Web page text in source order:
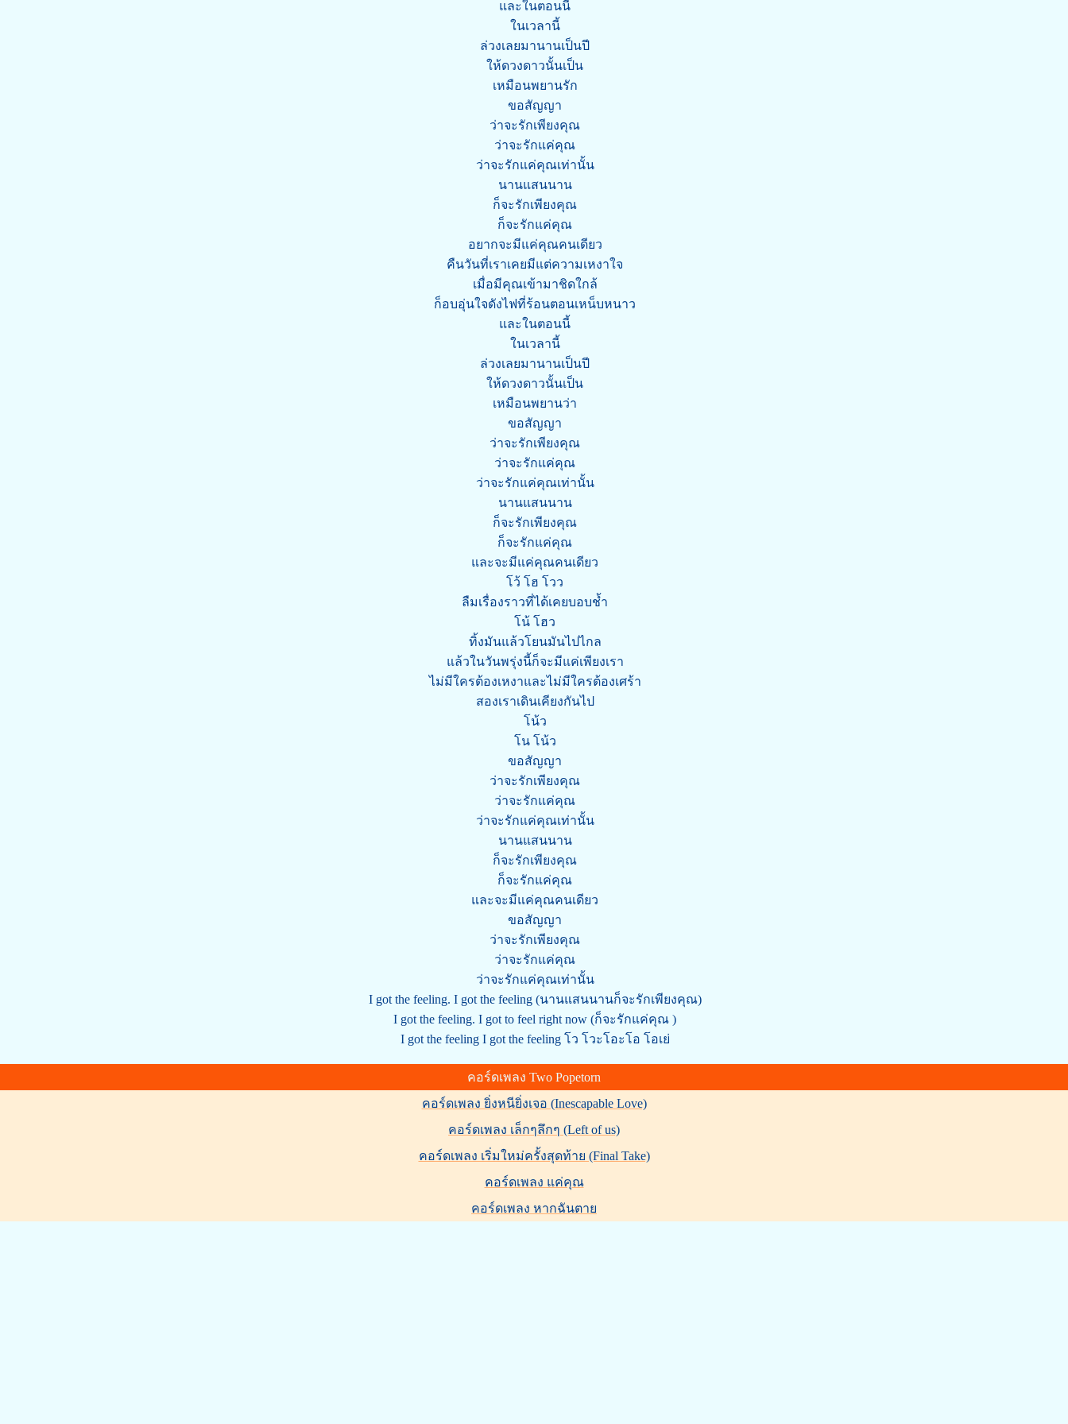
และในตอนนี้
ในเวลานี้
ล่วงเลยมานานเป็นปี
ให้ดวงดาวนั้นเป็น
เหมือนพยานรัก
ขอสัญญา
ว่าจะรักเพียงคุณ
ว่าจะรักแค่คุณ
ว่าจะรักแค่คุณเท่านั้น
นานแสนนาน
ก็จะรักเพียงคุณ
ก็จะรักแค่คุณ
อยากจะมีแค่คุณคนเดียว
คืนวันที่เราเคยมีแต่ความเหงาใจ
เมื่อมีคุณเข้ามาชิดใกล้
ก็อบอุ่นใจดังไฟที่ร้อนตอนเหน็บหนาว
และในตอนนี้
ในเวลานี้
ล่วงเลยมานานเป็นปี
ให้ดวงดาวนั้นเป็น
เหมือนพยานว่า
ขอสัญญา
ว่าจะรักเพียงคุณ
ว่าจะรักแค่คุณ
ว่าจะรักแค่คุณเท่านั้น
นานแสนนาน
ก็จะรักเพียงคุณ
ก็จะรักแค่คุณ
และจะมีแค่คุณคนเดียว
โว้ โฮ โวว
ลืมเรื่องราวที่ได้เคยบอบช้ำ
โน้ โฮว
ทิ้งมันแล้วโยนมันไปไกล
แล้วในวันพรุ่งนี้ก็จะมีแค่เพียงเรา
ไม่มีใครต้องเหงาและไม่มีใครต้องเศร้า
สองเราเดินเคียงกันไป
โน้ว
โน โน้ว
ขอสัญญา
ว่าจะรักเพียงคุณ
ว่าจะรักแค่คุณ
ว่าจะรักแค่คุณเท่านั้น
นานแสนนาน
ก็จะรักเพียงคุณ
ก็จะรักแค่คุณ
และจะมีแค่คุณคนเดียว
ขอสัญญา
ว่าจะรักเพียงคุณ
ว่าจะรักแค่คุณ
ว่าจะรักแค่คุณเท่านั้น
I got the feeling. I got the feeling (นานแสนนานก็จะรักเพียงคุณ)
I got the feeling. I got to feel right now (ก็จะรักแค่คุณ )
I got the feeling I got the feeling โว โวะโอะโอ โอเย่
คอร์ดเพลง Two Popetorn
คอร์ดเพลง ยิ่งหนียิ่งเจอ (Inescapable Love)
คอร์ดเพลง เล็กๆลึกๆ (Left of us)
คอร์ดเพลง เริ่มใหม่ครั้งสุดท้าย (Final Take)
คอร์ดเพลง แค่คุณ
คอร์ดเพลง หากฉันตาย